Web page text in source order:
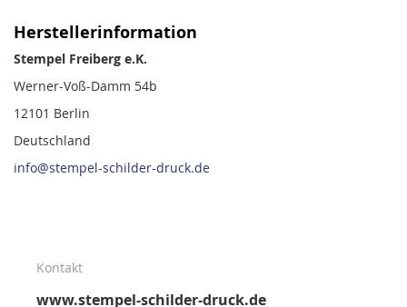
Herstellerinformation
Stempel Freiberg e.K.
Werner-Voß-Damm 54b
12101 Berlin
Deutschland
info@stempel-schilder-druck.de
Kontakt
www.stempel-schilder-druck.de